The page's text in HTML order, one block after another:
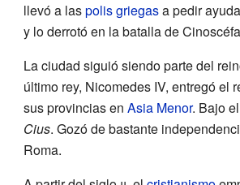
llevó a laspolis griegasa pedir
y lo derrotó en la batalla de
La ciudad siguió siendo parte del
último rey, Nicomedes IV, entregó el
sus provincias en Asia Menor. Bajo
Cius. Gozó de bastante
Roma.